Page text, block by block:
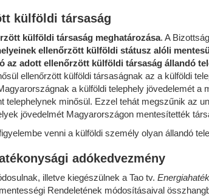
külföldi társaság
külföldi társaság meghatározása. A
ellenőrzött külföldi státusz alóli
az adott ellenőrzött külföldi társaság állandó
ellenőrzött külföldi társaságnak az a külföldi
a külföldi telephely jövedelemét
telephelynek minősül. Ezzel tehát megszűnik az
jövedelmét Magyarországon mentesítették
venni a külföldi személy olyan állandó
adókedvezmény
illetve kiegészülnek a Tao tv.
Rendeletének módosításaival